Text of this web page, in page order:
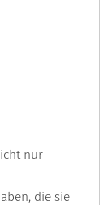
nur
die sie